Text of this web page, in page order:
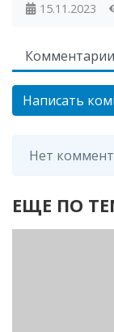
15.11.2023
Комментарии
Написать
Нет
ЕЩЕ ПО